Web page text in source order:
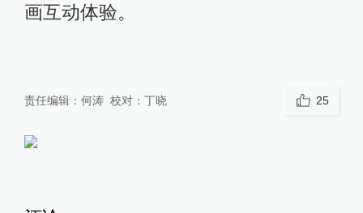
画互动体验。
责任编辑： 何涛 校对： 丁晓 25